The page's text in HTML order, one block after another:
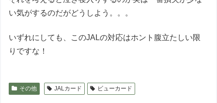
い気がするのだがどうしよう。。。
いずれにしても、このJALの対応はホント腹立たしい限
りですな！
その他 JALカード ビューカード